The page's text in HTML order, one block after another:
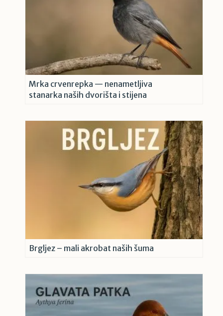
Mrka crvenrepka — nenametljiva
stanarka naših dvorišta i stijena
Brgljez – mali akrobat naših šuma